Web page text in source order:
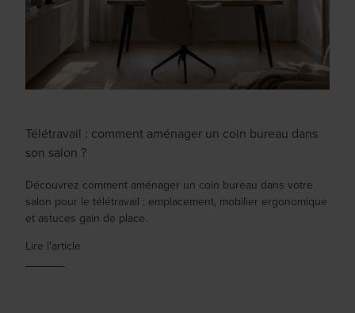
Télétravail : comment aménager un coin bureau dans
son salon ?
Découvrez comment aménager un coin bureau dans votre
salon pour le télétravail : emplacement, mobilier ergonomique
et astuces gain de place.
Lire l'article